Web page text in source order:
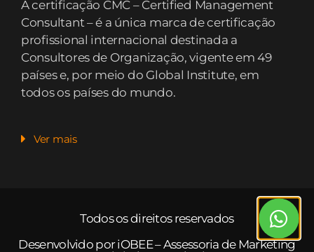
A certificação CMC – Certified Management
Consultant – é a única marca de certificação
profissional internacional destinada a
Consultores de Organização, vigente em 49
países e, por meio do Global Institute, em
todos os países do mundo.
Ver mais
Todos os direitos reservados
Desenvolvido por iOBEE –Assessoria de Marketing